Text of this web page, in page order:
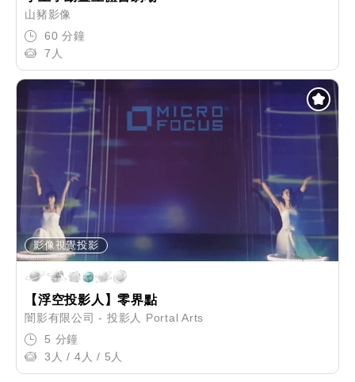
山豬影像
60 分鐘
7人
影像視覺投影
【浮空投影人】零界點
闇影有限公司 - 投影人 Portal Arts
5 分鐘
3人 / 4人 / 5人